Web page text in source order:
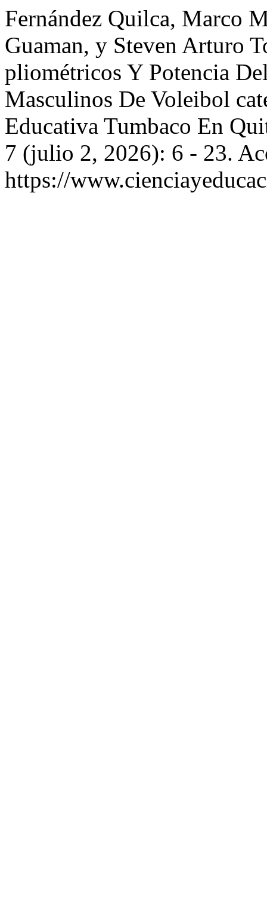
Fernández Quilca, Marco
Guaman, y Steven Arturo
pliométricos Y Potencia
Masculinos De Voleibol
Educativa Tumbaco En
7 (julio 2, 2026): 6 - 23.
https://